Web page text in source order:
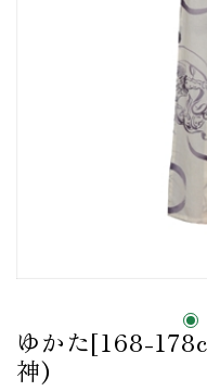
ゆかた[168-
神)